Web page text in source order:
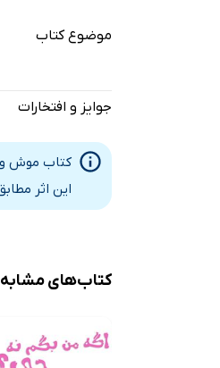
موضوع کتاب
جوایز و افتخارات
کتاب موش و
این اثر
کتاب‌های مشابه